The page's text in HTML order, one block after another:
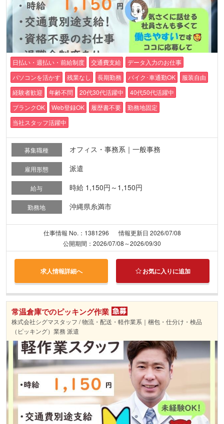
日払い・週払い・前給制度 交通費支給
データ入力のお仕事
パソコンを活かす
残業なし 長期勤務 バイク･車通勤OK
服装自由
経験者歓迎
年齢不問 20代30代活躍中
40代50代活躍中
ブランクOK
Web登録OK 履歴書不要
勤務地固定
当社スタッフ活躍中
募集職種 オフィス・事務系｜一般事務
雇用形態 派遣
給与 時給 1,150円～1,150円
勤務地 沖縄県糸満市
仕事情報 No.：1381296
情報更新日 2026/07/08
公開期間：2026/07/08～2026/09/30
求人情報詳細へ お気に入りに追加
常温倉庫でのピッキング作業
株式会社シグマスタッフ / 物流・配送・軽作業系｜梱包・仕分け・検品
（ピッキング）業務 派遣